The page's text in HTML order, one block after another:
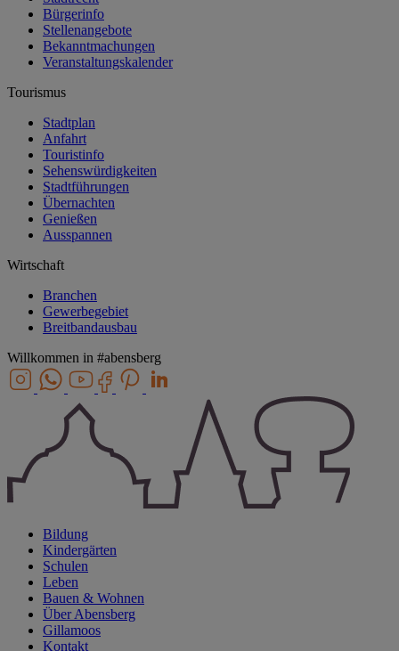
Bürgerinfo
Stellenangebote
Bekanntmachungen
Veranstaltungskalender
Tourismus
Stadtplan
Anfahrt
Touristinfo
Sehenswürdigkeiten
Stadtführungen
Übernachten
Genießen
Ausspannen
Wirtschaft
Branchen
Gewerbegebiet
Breitbandausbau
Willkommen in #abensberg
Bildung
Kindergärten
Schulen
Leben
Bauen & Wohnen
Über Abensberg
Gillamoos
Kontakt